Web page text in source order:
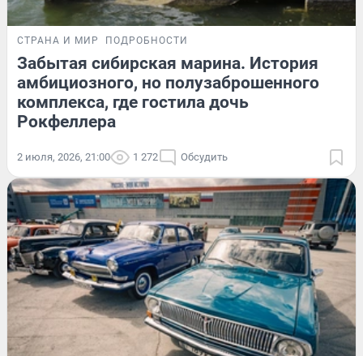
СТРАНА И МИР ПОДРОБНОСТИ
Забытая сибирская марина. История
амбициозного, но полузаброшенного
комплекса, где гостила дочь
Рокфеллера
2 июля, 2026, 21:00 1 272 Обсудить